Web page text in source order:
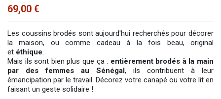
69,00 €
Les coussins brodés sont aujourd'hui recherchés pour décorer
la maison, ou comme cadeau à la fois beau, original
et éthique.
Mais ils sont bien plus que ça : entièrement brodés à la main
par des femmes au Sénégal, ils contribuent à leur
émancipation par le travail. Décorez votre canapé ou votre lit en
faisant un geste solidaire !